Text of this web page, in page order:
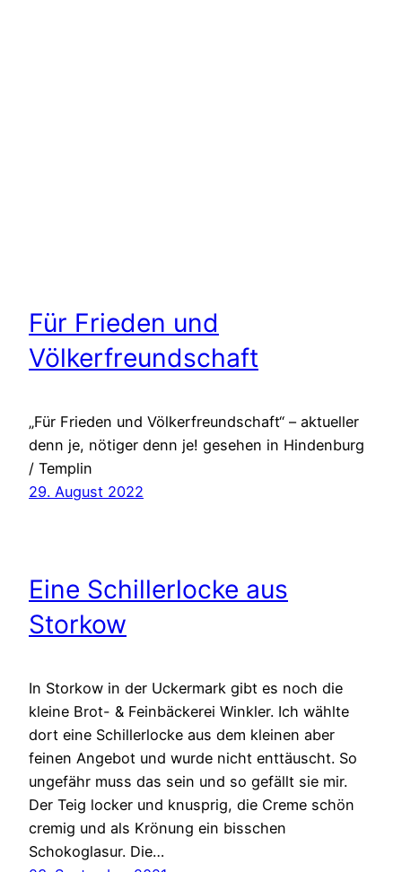
Für Frieden und
Völkerfreundschaft
„Für Frieden und Völkerfreundschaft“ – aktueller
denn je, nötiger denn je! gesehen in Hindenburg
/ Templin
29. August 2022
Eine Schillerlocke aus
Storkow
In Storkow in der Uckermark gibt es noch die
kleine Brot- & Feinbäckerei Winkler. Ich wählte
dort eine Schillerlocke aus dem kleinen aber
feinen Angebot und wurde nicht enttäuscht. So
ungefähr muss das sein und so gefällt sie mir.
Der Teig locker und knusprig, die Creme schön
cremig und als Krönung ein bisschen
Schokoglasur. Die…